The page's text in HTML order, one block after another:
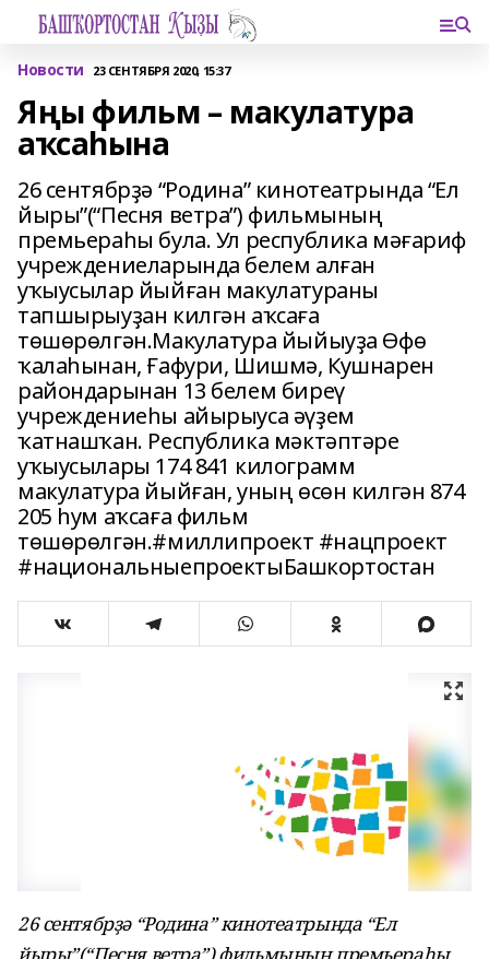
Новости 23 СЕНТЯБРЯ 2020, 15:37
Яңы фильм – макулатура
аҡсаһына
26 сентябрҙә “Родина” кинотеатрында “Ел
йыры”(“Песня ветра”) фильмының
премьераһы була. Ул республика мәғариф
учреждениеларында белем алған
уҡыусылар йыйған макулатураны
тапшырыуҙан килгән аҡсаға
төшөрөлгән.Макулатура йыйыуҙа Өфө
ҡалаһынан, Ғафури, Шишмә, Кушнарен
райондарынан 13 белем биреү
учреждениеһы айырыуса әүҙем
ҡатнашҡан. Республика мәктәптәре
уҡыусылары 174 841 килограмм
макулатура йыйған, уның өсөн килгән 874
205 һум аҡсаға фильм
төшөрөлгән.#миллипроект #нацпроект
#национальныепроектыБашкортостан
26 сентябрҙә “Родина” кинотеатрында “Ел